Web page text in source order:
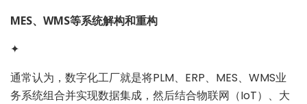
MES、WMS等系统解构和重构
✦
通常认为，数字化工厂就是将PLM、ERP、MES、WMS业
务系统组合并实现数据集成，然后结合物联网（IoT）、大